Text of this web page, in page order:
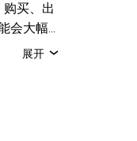
买、出
会大幅
请咨询您
展开